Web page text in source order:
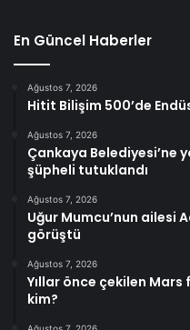
En Güncel Haberler
Ağustos 7, 2026
Hitit Bilişim 500’de
Ağustos 7, 2026
Çankaya Belediyesi’ne
şüpheli tutuklandı
Ağustos 7, 2026
Uğur Mumcu’nun ailesi
görüştü
Ağustos 7, 2026
Yıllar önce çekilen
kim?